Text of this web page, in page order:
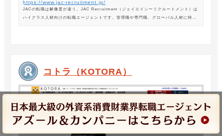
https://www.jac-recruitment.jp/
JACの転職は解像度が違う。JAC Recruitment（ジェイエイシーリクルートメント）は
ハイクラス人材向けの転職エージェントです。管理職や専門職、グローバル人材に特化
コトラ（KOTORA）